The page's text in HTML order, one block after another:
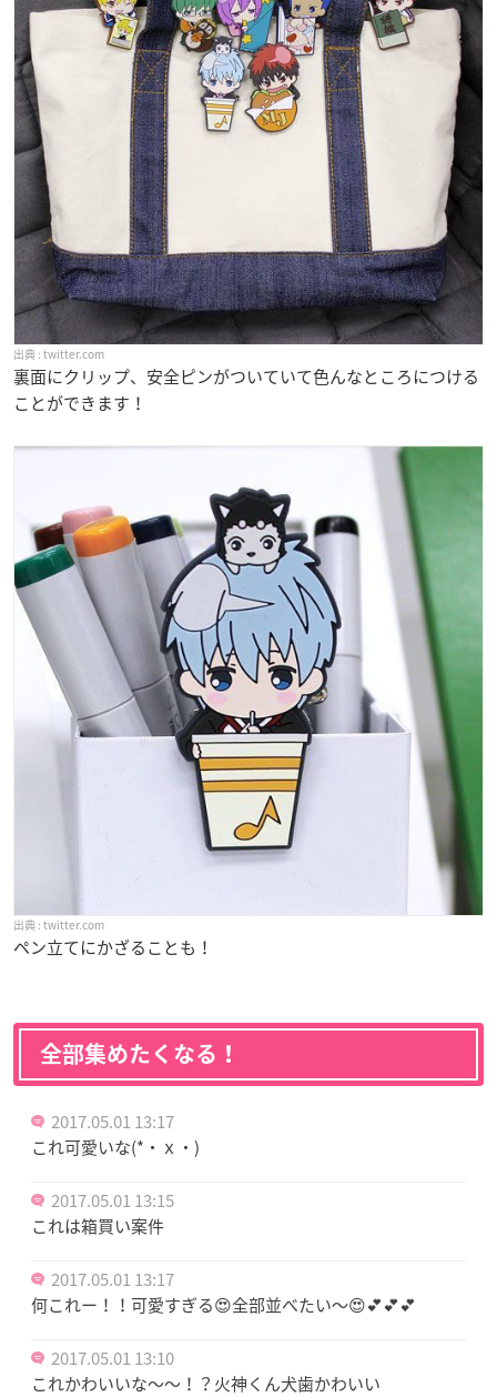
twitter.com
裏面にクリップ、安全ピンがついていて色んなところにつける
ことができます！
twitter.com
ペン立てにかざることも！
全部集めたくなる！
2017.05.01 13:17
これ可愛いな(*・ｘ・)
2017.05.01 13:15
これは箱買い案件
2017.05.01 13:17
何これー！！可愛すぎる😍全部並べたい〜😍💕💕💕
2017.05.01 13:10
これかわいいな〜〜！？火神くん犬歯かわいい